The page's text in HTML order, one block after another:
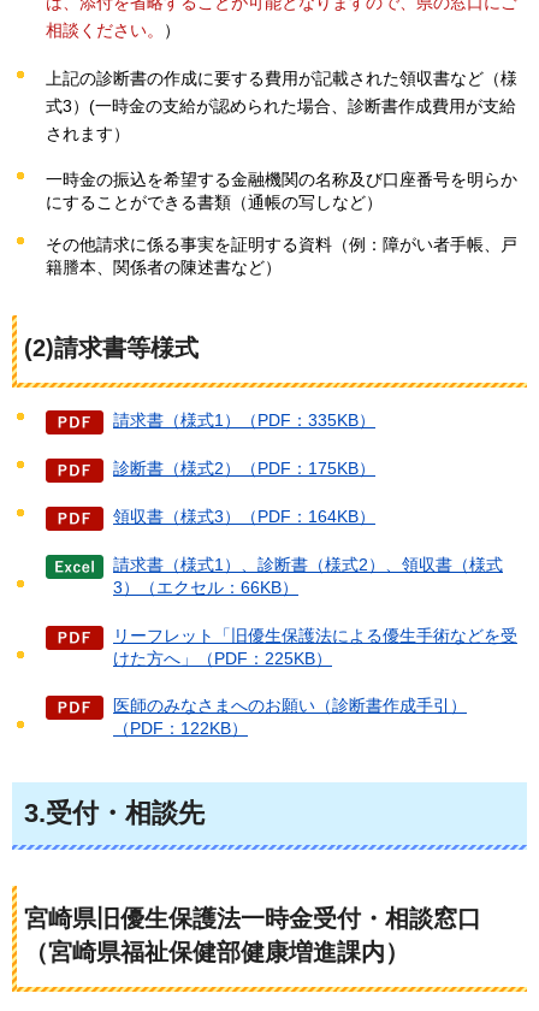
相談ください。
）
上記の診断書の作成に要する費用が記載された領収書など（様
式3）(一時金の支給が認められた場合、診断書作成費用が支給
されます）
一時金の振込を希望する金融機関の名称及び口座番号を明らか
にすることができる書類（通帳の写しなど）
その他請求に係る事実を証明する資料（例：障がい者手帳、戸
籍謄本、関係者の陳述書など）
(2)請求書等様式
請求書（様式1）（PDF：335KB）
診断書（様式2）（PDF：175KB）
領収書（様式3）（PDF：164KB）
請求書（様式1）、診断書（様式2）、領収書（様式
3）（エクセル：66KB）
リーフレット「旧優生保護法による優生手術などを受
けた方へ」（PDF：225KB）
医師のみなさまへのお願い（診断書作成手引）
（PDF：122KB）
3.受付・相談先
宮崎県旧優生保護法一時金受付・相談窓口
（宮崎県福祉保健部健康増進課内）